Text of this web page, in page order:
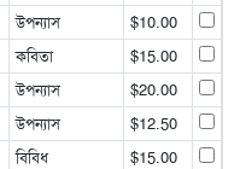
উপন্যাস
$10.00
কবিতা
$15.00
উপন্যাস
$20.00
উপন্যাস
$12.50
বিবিধ
$15.00